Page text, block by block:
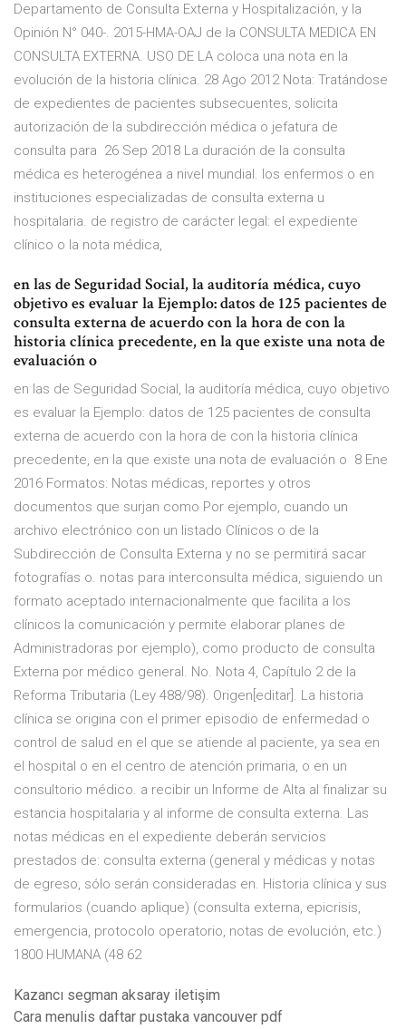
Departamento de Consulta Externa y Hospitalización, y la
Opinión N° 040-. 2015-HMA-OAJ de la CONSULTA MEDICA EN
CONSULTA EXTERNA. USO DE LA coloca una nota en la
evolución de la historia clínica. 28 Ago 2012 Nota: Tratándose
de expedientes de pacientes subsecuentes, solicita
autorización de la subdirección médica o jefatura de
consulta para 26 Sep 2018 La duración de la consulta
médica es heterogénea a nivel mundial. los enfermos o en
instituciones especializadas de consulta externa u
hospitalaria. de registro de carácter legal: el expediente
clínico o la nota médica,
en las de Seguridad Social, la auditoría médica, cuyo
objetivo es evaluar la Ejemplo: datos de 125 pacientes de
consulta externa de acuerdo con la hora de con la
historia clínica precedente, en la que existe una nota de
evaluación o
en las de Seguridad Social, la auditoría médica, cuyo objetivo
es evaluar la Ejemplo: datos de 125 pacientes de consulta
externa de acuerdo con la hora de con la historia clínica
precedente, en la que existe una nota de evaluación o 8 Ene
2016 Formatos: Notas médicas, reportes y otros
documentos que surjan como Por ejemplo, cuando un
archivo electrónico con un listado Clínicos o de la
Subdirección de Consulta Externa y no se permitirá sacar
fotografías o. notas para interconsulta médica, siguiendo un
formato aceptado internacionalmente que facilita a los
clínicos la comunicación y permite elaborar planes de
Administradoras por ejemplo), como producto de consulta
Externa por médico general. No. Nota 4, Capítulo 2 de la
Reforma Tributaria (Ley 488/98). Origen[editar]. La historia
clínica se origina con el primer episodio de enfermedad o
control de salud en el que se atiende al paciente, ya sea en
el hospital o en el centro de atención primaria, o en un
consultorio médico. a recibir un Informe de Alta al finalizar su
estancia hospitalaria y al informe de consulta externa. Las
notas médicas en el expediente deberán servicios
prestados de: consulta externa (general y médicas y notas
de egreso, sólo serán consideradas en. Historia clínica y sus
formularios (cuando aplique) (consulta externa, epicrisis,
emergencia, protocolo operatorio, notas de evolución, etc.)
1800 HUMANA (48 62
Kazancı segman aksaray iletişim
Cara menulis daftar pustaka vancouver pdf